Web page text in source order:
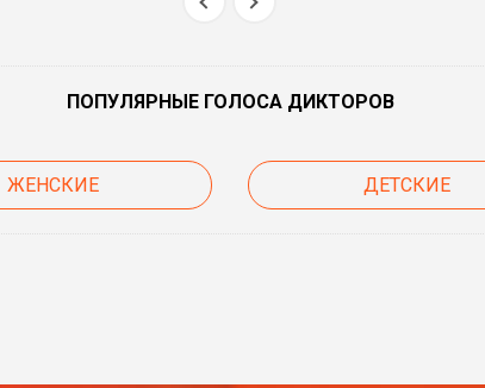
ПОПУЛЯРНЫЕ ГОЛОСА ДИКТОРОВ
ЖЕНСКИЕ ДЕТСКИЕ